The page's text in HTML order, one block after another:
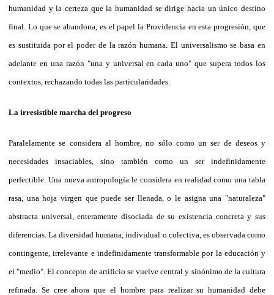
humanidad y la certeza que la humanidad se dirige hacia un único destino
final. Lo que se abandona, es el papel la Providencia en esta progresión, que
es sustituida por el poder de la razón humana. El universalismo se basa en
adelante en una razón "una y universal en cada uno" que supera todos los
contextos, rechazando todas las particularidades.
La irresistible marcha del progreso
Paralelamente se considera al hombre, no sólo como un ser de deseos y
necesidades insaciables, sino también como un ser indefinidamente
perfectible. Una nueva antropología le considera en realidad como una tabla
rasa, una hoja virgen que puede ser llenada, o le asigna una "naturaleza"
abstracta universal, enteramente disociada de su existencia concreta y sus
diferencias. La diversidad humana, individual o colectiva, es observada como
contingente, irrelevante e indefinidamente transformable por la educación y
el "medio". El concepto de artificio se vuelve central y sinónimo de la cultura
refinada. Se cree ahora que el hombre para realizar su humanidad debe